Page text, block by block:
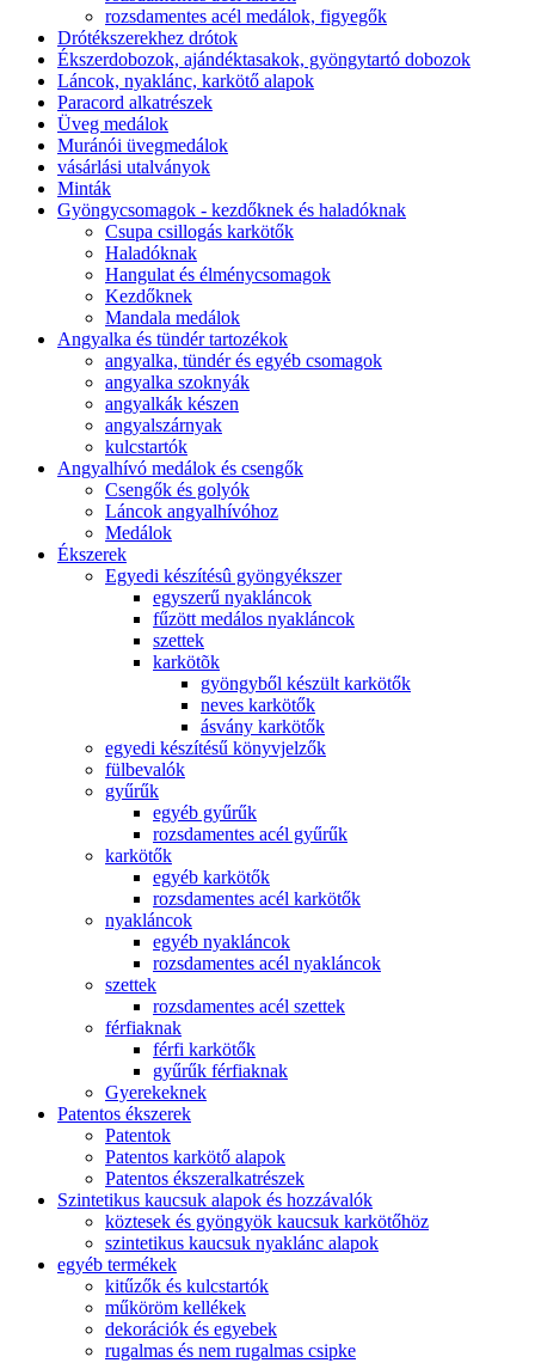
rozsdamentes acél medálok, figyegők
Drótékszerekhez drótok
Ékszerdobozok, ajándéktasakok, gyöngytartó dobozok
Láncok, nyaklánc, karkötő alapok
Paracord alkatrészek
Üveg medálok
Muránói üvegmedálok
vásárlási utalványok
Minták
Gyöngycsomagok - kezdőknek és haladóknak
Csupa csillogás karkötők
Haladóknak
Hangulat és élménycsomagok
Kezdőknek
Mandala medálok
Angyalka és tündér tartozékok
angyalka, tündér és egyéb csomagok
angyalka szoknyák
angyalkák készen
angyalszárnyak
kulcstartók
Angyalhívó medálok és csengők
Csengők és golyók
Láncok angyalhívóhoz
Medálok
Ékszerek
Egyedi készítésû gyöngyékszer
egyszerű nyakláncok
fűzött medálos nyakláncok
szettek
karkötõk
gyöngyből készült karkötők
neves karkötők
ásvány karkötők
egyedi készítésű könyvjelzők
fülbevalók
gyűrűk
egyéb gyűrűk
rozsdamentes acél gyűrűk
karkötők
egyéb karkötők
rozsdamentes acél karkötők
nyakláncok
egyéb nyakláncok
rozsdamentes acél nyakláncok
szettek
rozsdamentes acél szettek
férfiaknak
férfi karkötők
gyűrűk férfiaknak
Gyerekeknek
Patentos ékszerek
Patentok
Patentos karkötő alapok
Patentos ékszeralkatrészek
Szintetikus kaucsuk alapok és hozzávalók
köztesek és gyöngyök kaucsuk karkötőhöz
szintetikus kaucsuk nyaklánc alapok
egyéb termékek
kitűzők és kulcstartók
műköröm kellékek
dekorációk és egyebek
rugalmas és nem rugalmas csipke